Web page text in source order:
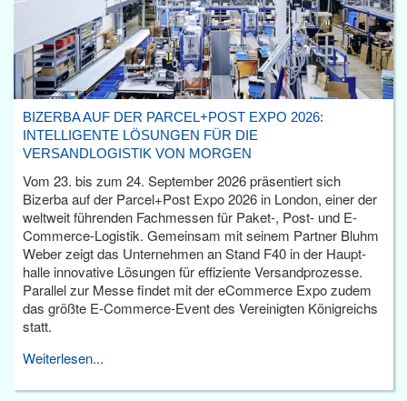
BIZERBA AUF DER PARCEL+POST EXPO 2026:
INTELLIGENTE LÖSUNGEN FÜR DIE
VERSANDLOGISTIK VON MORGEN
Vom 23. bis zum 24. September 2026 präsentiert sich
Bizerba auf der Parcel+Post Expo 2026 in London, einer der
weltweit führenden Fachmessen für Paket-, Post- und E-
Commerce-Logistik. Gemeinsam mit seinem Partner Bluhm
Weber zeigt das Unternehmen an Stand F40 in der Haupt­
halle innovative Lösungen für effiziente Versandprozesse.
Parallel zur Messe findet mit der eCommerce Expo zudem
das größte E-Commerce-Event des Vereinigten Königreichs
statt.
Weiterlesen...